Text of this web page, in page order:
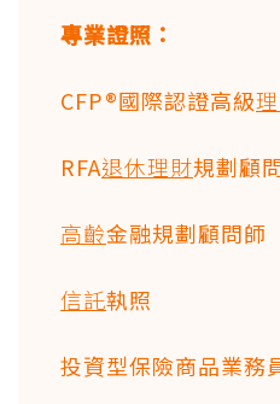
專業證照：
CFP®國際認證高級
RFA退休理財規劃顧
高齡金融規劃顧問師
信託執照
投資型保險商品業務